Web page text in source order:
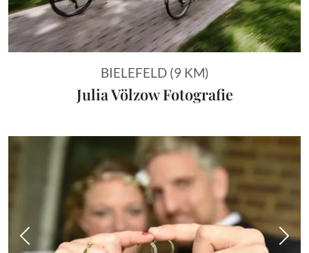
BIELEFELD (9 KM)
Julia Völzow Fotografie
Vorheriges Bild